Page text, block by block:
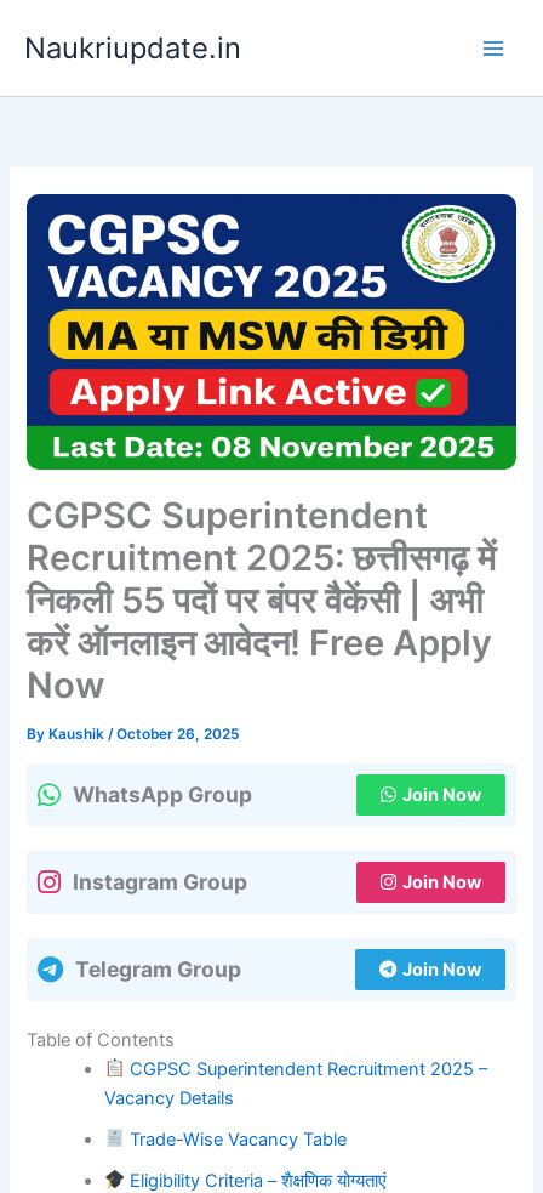
Naukriupdate.in
CGPSC Superintendent
Recruitment 2025: छत्तीसगढ़ में
निकली 55 पदों पर बंपर वैकेंसी | अभी
करें ऑनलाइन आवेदन! Free Apply
Now
By Kaushik/October 26, 2025
WhatsApp Group Join Now
Instagram Group Join Now
Telegram Group Join Now
Table of Contents
CGPSC Superintendent Recruitment 2025 –
Vacancy Details
Trade-Wise Vacancy Table
Eligibility Criteria – शैक्षणिक योग्यताएं